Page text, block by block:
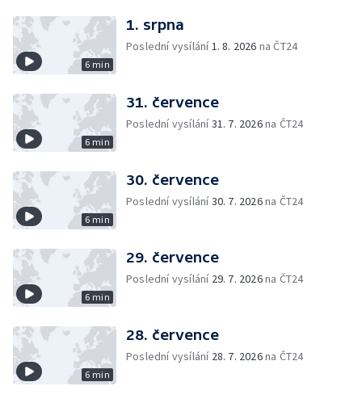
6 min
1. srpna
Poslední vysílání1. 8. 2026 na ČT24
6 min
31. července
Poslední vysílání31. 7. 2026na ČT24
6 min
30. července
Poslední vysílání30. 7. 2026na ČT24
6 min
29. července
Poslední vysílání 29. 7. 2026na ČT24
6 min
28. července
Poslední vysílání 28. 7. 2026na ČT24